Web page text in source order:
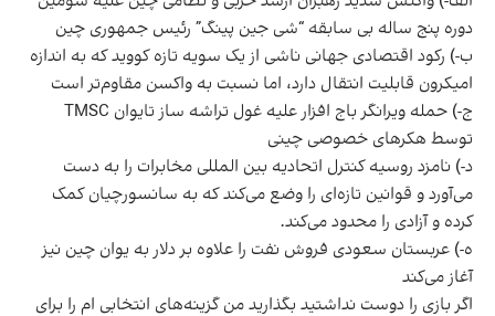
دوره پنج ساله بی سابقه “شی جین پینگ” رئیس جمهوری چین
ب-) رکود اقتصادی جهانی ناشی از یک سویه تازه کووید که به اندازه
امیکرون قابلیت انتقال دارد، اما نسبت به واکسن مقاوم‌تر است
ج-) حمله ویرانگر باج افزار علیه غول تراشه ساز تایوان TMSC
توسط هکر‌های خصوصی چینی
د-) نامزد روسیه کنترل اتحادیه بین المللی مخابرات را به دست
می‌آورد و قوانین تازه‌ای را وضع می‌کند که به سانسورچیان کمک
کرده و آزادی را محدود می‌کند.
ه-) عربستان سعودی فروش نفت را علاوه بر دلار به یوان چین نیز
آغاز می‌کند
اگر بازی را دوست نداشتید بگذارید من گزینه‌های انتخابی ام را برای